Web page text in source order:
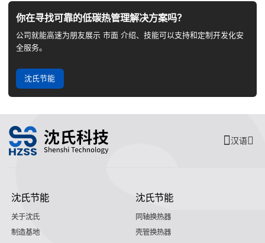
你在寻找可靠的低碳热管理解决方案吗？
公司就能高速为朋友展示 市面 介绍、技能可以支持和定制开发化安
全服务。
沈氏节能
汉语
沈氏节能
关于沈氏
制造基地
沈氏节能
同轴换热器
壳管换热器